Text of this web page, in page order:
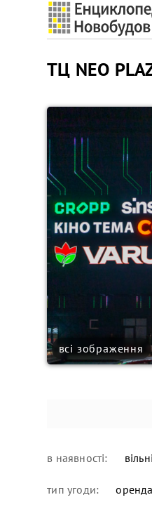
ТЦ NEO
всі зображення
в наявності:
тип угоди: оренда